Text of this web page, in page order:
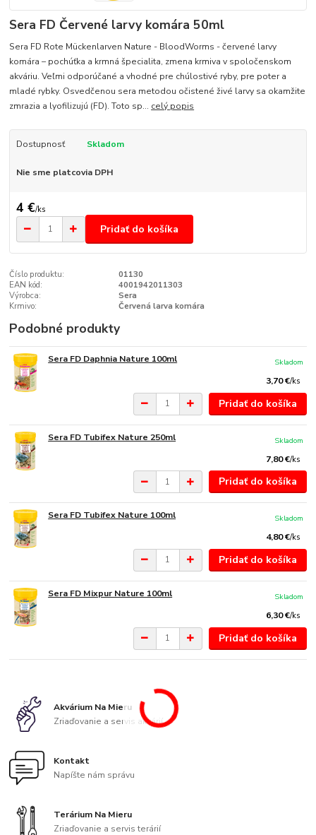
Sera FD Červené larvy komára 50ml
Sera FD Rote Mückenlarven Nature - BloodWorms - červené larvy
komára – pochúťka a krmná špecialita, zmena krmiva v spoločenskom
akváriu. Veľmi odporúčané a vhodné pre chúlostivé ryby, pre poter a
mladé rybky. Osvedčenou sera metodou očistené živé larvy sa okamžite
zmrazia a lyofilizujú (FD). Toto sp... celý popis
Dostupnosť Skladom
Nie sme platcovia DPH
4 €/ks
Pridať do košíka
Číslo produktu:
01130
EAN kód:
4001942011303
Výrobca:
Sera
Krmivo:
Červená larva komára
Podobné produkty
Sera FD Daphnia Nature 100ml
3,70 €/ks
Skladom
Pridať do košíka
Sera FD Tubifex Nature 250ml
7,80 €/ks
Skladom
Pridať do košíka
Sera FD Tubifex Nature 100ml
4,80 €/ks
Skladom
Pridať do košíka
Sera FD Mixpur Nature 100ml
6,30 €/ks
Skladom
Pridať do košíka
Akvárium Na Mieru
Zriaďovanie a servis akvárií
Kontakt
Napíšte nám správu
Terárium Na Mieru
Zriaďovanie a servis terárií